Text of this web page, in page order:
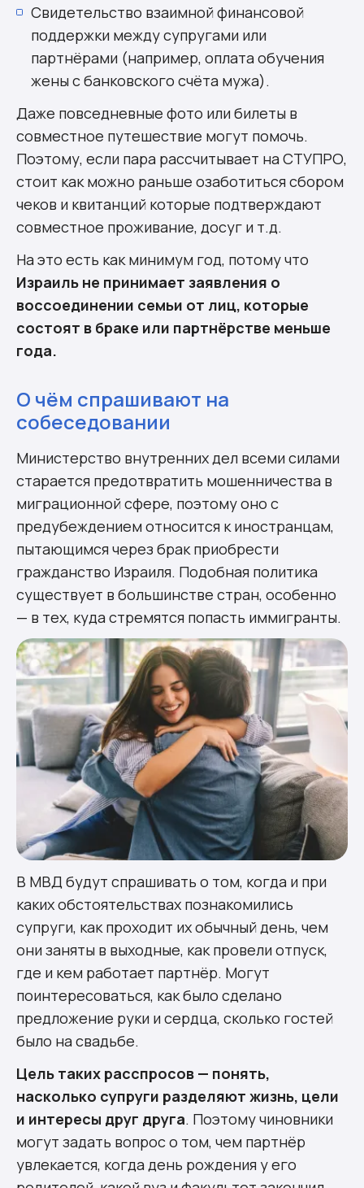
Свидетельство взаимной финансовой
поддержки между супругами или
партнёрами (например, оплата обучения
жены с банковского счёта мужа).
Даже повседневные фото или билеты в
совместное путешествие могут помочь.
Поэтому, если пара рассчитывает на СТУПРО,
стоит как можно раньше озаботиться сбором
чеков и квитанций которые подтверждают
совместное проживание, досуг и т.д.
На это есть как минимум год, потому что
Израиль не принимает заявления о
воссоединении семьи от лиц, которые
состоят в браке или партнёрстве меньше
года.
О чём спрашивают на
собеседовании
Министерство внутренних дел всеми силами
старается предотвратить мошенничества в
миграционной сфере, поэтому оно с
предубеждением относится к иностранцам,
пытающимся через брак приобрести
гражданство Израиля. Подобная политика
существует в большинстве стран, особенно
— в тех, куда стремятся попасть иммигранты.
В МВД будут спрашивать о том, когда и при
каких обстоятельствах познакомились
супруги, как проходит их обычный день, чем
они заняты в выходные, как провели отпуск,
где и кем работает партнёр. Могут
поинтересоваться, как было сделано
предложение руки и сердца, сколько гостей
было на свадьбе.
Цель таких расспросов — понять,
насколько супруги разделяют жизнь, цели
и интересы друг друга. Поэтому чиновники
могут задать вопрос о том, чем партнёр
увлекается, когда день рождения у его